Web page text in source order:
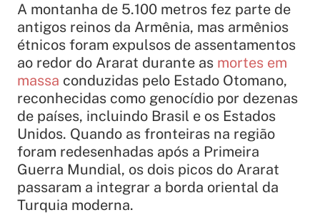
A montanha de 5.100 metros fez parte de
antigos reinos da Armênia, mas armênios
étnicos foram expulsos de assentamentos
ao redor do Ararat durante as mortes em
massa conduzidas pelo Estado Otomano,
reconhecidas como genocídio por dezenas
de países, incluindo Brasil e os Estados
Unidos. Quando as fronteiras na região
foram redesenhadas após a Primeira
Guerra Mundial, os dois picos do Ararat
passaram a integrar a borda oriental da
Turquia moderna.